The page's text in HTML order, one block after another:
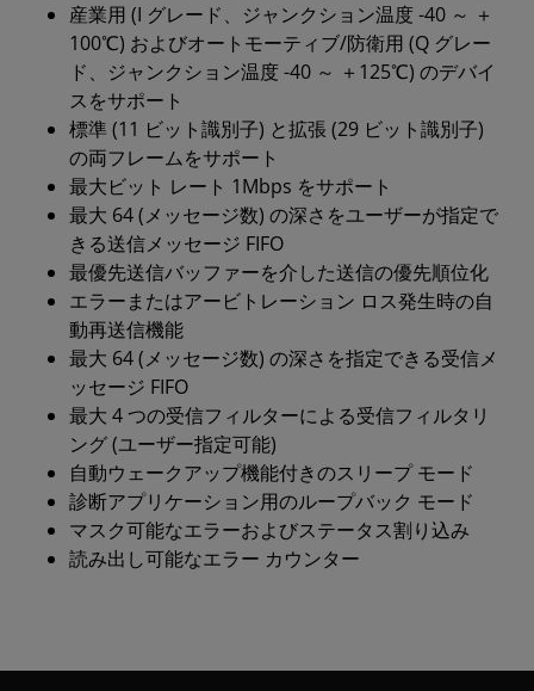
産業用 (I グレード、ジャンクション温度 -40 ～ ＋
100℃) およびオートモーティブ/防衛用 (Q グレー
ド、ジャンクション温度 -40 ～ ＋125℃) のデバイ
スをサポート
標準 (11 ビット識別子) と拡張 (29 ビット識別子)
の両フレームをサポート
最大ビット レート 1Mbps をサポート
最大 64 (メッセージ数) の深さをユーザーが指定で
きる送信メッセージ FIFO
最優先送信バッファーを介した送信の優先順位化
エラーまたはアービトレーション ロス発生時の自
動再送信機能
最大 64 (メッセージ数) の深さを指定できる受信メ
ッセージ FIFO
最大 4 つの受信フィルターによる受信フィルタリ
ング (ユーザー指定可能)
自動ウェークアップ機能付きのスリープ モード
診断アプリケーション用のループバック モード
マスク可能なエラーおよびステータス割り込み
読み出し可能なエラー カウンター